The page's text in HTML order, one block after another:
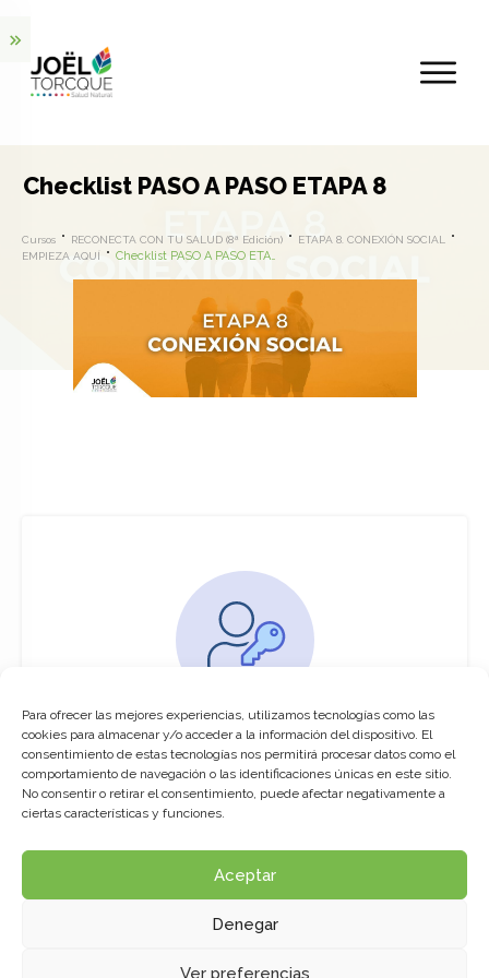
Para ofrecer las mejores experiencias, utilizamos tecnologías como las
cookies para almacenar y/o acceder a la información del dispositivo. El
consentimiento de estas tecnologías nos permitirá procesar datos como el
comportamiento de navegación o las identificaciones únicas en este sitio.
No consentir o retirar el consentimiento, puede afectar negativamente a
ciertas características y funciones.
Aceptar
Denegar
Ver preferencias
Checklist PASO A PASO ETAPA 8
Cursos RECONECTA CON TU SALUD (8ª Edición)
ETAPA 8. CONEXIÓN SOCIAL
EMPIEZA AQUÍ
Checklist PASO A PASO ETAPA 8
You must be logged in to access this
course
This course is only available for registered
Click here to login